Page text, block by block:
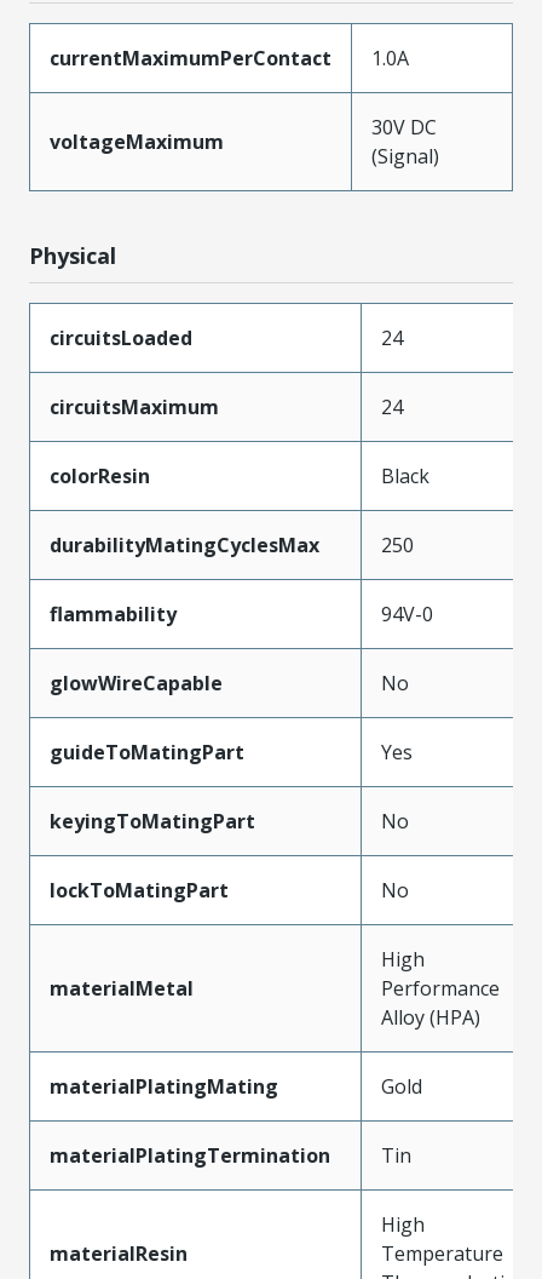
currentMaximumPerContact 1.0A
voltageMaximum
30V DC
(Signal)
Physical
circuitsLoaded 24
circuitsMaximum 24
colorResin Black
durabilityMatingCyclesMax 250
flammability 94V-0
glowWireCapable No
guideToMatingPart Yes
keyingToMatingPart No
lockToMatingPart No
materialMetal
High
Performance
Alloy (HPA)
materialPlatingMating Gold
materialPlatingTermination Tin
materialResin
High
Temperature